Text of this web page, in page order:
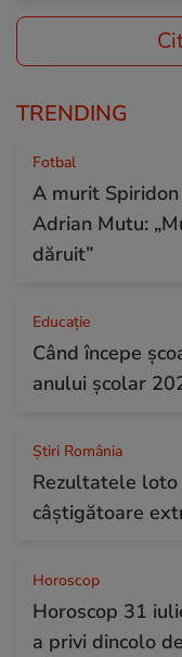
TRENDING
Fotbal
A murit
Adrian Mutu:
dăruit”
Educație
Când începe
anului şcolar
Știri România
Rezultatele
câștigătoare
Horoscop
Horoscop 31
a privi dincolo